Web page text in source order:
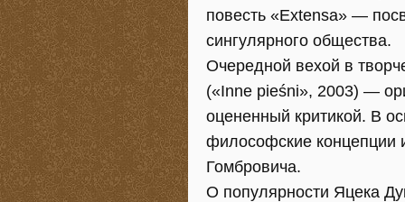
повесть «Extensa» —
сингулярного общества.
Очередной вехой в
(«Inne pieśni», 2003) —
оцененный критикой. В
философские концепции
Гомбровича.
О популярности Яцека